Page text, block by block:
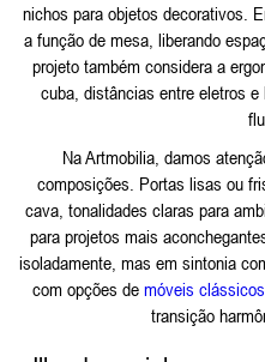
nichos para objetos decorativos.
a função de mesa, liberando
projeto também considera a
cuba, distâncias entre eletros
Na Artmobilia, damos
composições. Portas lisas ou
cava, tonalidades claras para
para projetos mais
isoladamente, mas em sintonia
com opções de móveis clássicos
transição